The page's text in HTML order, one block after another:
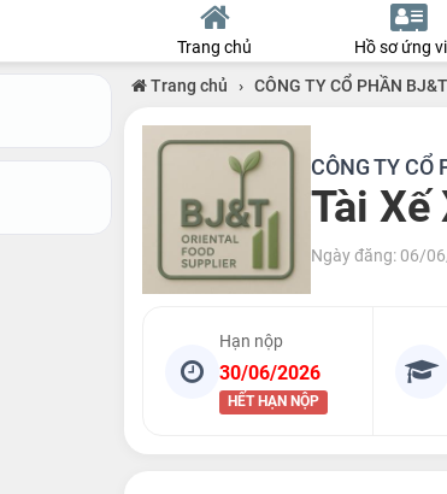
Trang chủ Hồ sơ ứng
Trang chủ › CÔNG TY CỔ PHẦN BJ&T
CÔNG TY CỔ
Tài Xế
Ngày đăng: 06/
Hạn nộp
30/06/2026
HẾT HẠN NỘP